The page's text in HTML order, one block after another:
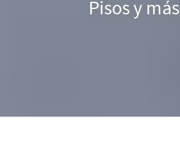
Pisos y más